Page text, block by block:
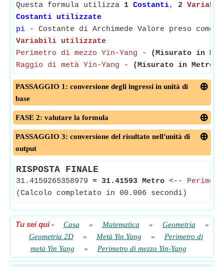
Questa formula utilizza 1 Costanti, 2
Costanti utilizzate
pi - Costante di Archimede Valore preso come
Variabili utilizzate
Perimetro di mezzo Yin-Yang -
(Misurato in
Raggio di metà Yin-Yang - (Misurato in Metro)
PASSAGGIO 1: conversione degli ingressi in unità di
base
FASE 2: valutare la formula
PASSAGGIO 3: conversione del risultato nell'unità di
output
RISPOSTA FINALE
31.4159265358979 ≈ 31.41593 Metro <--
(Calcolo completato in 00.006 secondi)
Tu sei qui- Casa » Matematica » Geometria
»
Geometria 2D
» Metà Yin Yang »
Perimetro di
metà Yin Yang
» Perimetro di mezzo Yin-Yang